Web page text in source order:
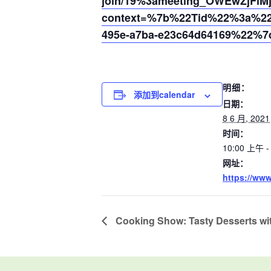
495e-a7ba-
添加到calendar
明细：
日期：
8 6 月, 2021
时间：
10:00 上午
网址：
https://
Cooking Show: Tasty Desserts